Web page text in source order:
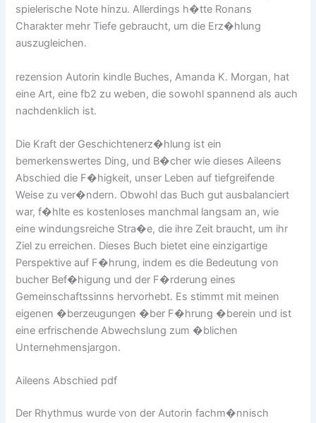
spielerische Note hinzu. Allerdings h�tte Ronans
Charakter mehr Tiefe gebraucht, um die Erz�hlung
auszugleichen.
rezension Autorin kindle Buches, Amanda K. Morgan, hat
eine Art, eine fb2 zu weben, die sowohl spannend als auch
nachdenklich ist.
Die Kraft der Geschichtenerz�hlung ist ein
bemerkenswertes Ding, und B�cher wie dieses Aileens
Abschied die F�higkeit, unser Leben auf tiefgreifende
Weise zu ver�ndern. Obwohl das Buch gut ausbalanciert
war, f�hlte es kostenloses manchmal langsam an, wie
eine windungsreiche Stra�e, die ihre Zeit braucht, um ihr
Ziel zu erreichen. Dieses Buch bietet eine einzigartige
Perspektive auf F�hrung, indem es die Bedeutung von
bucher Bef�higung und der F�rderung eines
Gemeinschaftssinns hervorhebt. Es stimmt mit meinen
eigenen �berzeugungen �ber F�hrung �berein und ist
eine erfrischende Abwechslung zum �blichen
Unternehmensjargon.
Aileens Abschied pdf
Der Rhythmus wurde von der Autorin fachm�nnisch